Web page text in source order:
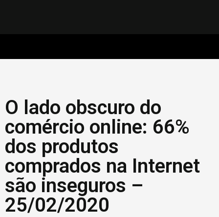
O lado obscuro do
comércio online: 66%
dos produtos
comprados na Internet
são inseguros –
25/02/2020